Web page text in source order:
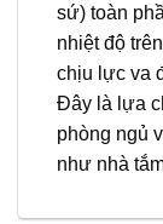
sứ) toàn
nhiệt độ trên
chịu lực va
Đây là lựa
phòng ngủ
như nhà